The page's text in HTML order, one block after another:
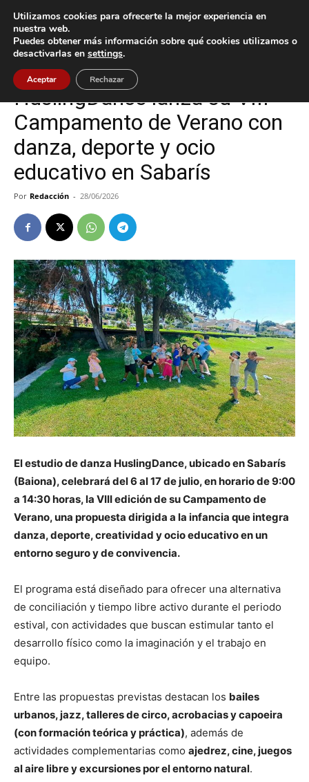
Inicio Baiona
Baiona Cultura / Ocio
HuslingDance lanza su VIII
Campamento de Verano con
danza, deporte y ocio
educativo en Sabarís
Por Redacción - 28/06/2026
El estudio de danza HuslingDance, ubicado en Sabarís
(Baiona), celebrará del 6 al 17 de julio, en horario de 9:00
a 14:30 horas, la VIII edición de su Campamento de
Verano, una propuesta dirigida a la infancia que integra
danza, deporte, creatividad y ocio educativo en un
entorno seguro y de convivencia.
El programa está diseñado para ofrecer una alternativa
de conciliación y tiempo libre activo durante el periodo
estival, con actividades que buscan estimular tanto el
desarrollo físico como la imaginación y el trabajo en
equipo.
Entre las propuestas previstas destacan los bailes
urbanos, jazz, talleres de circo, acrobacias y capoeira
(con formación teórica y práctica), además de
actividades complementarias como ajedrez, cine, juegos
al aire libre y excursiones por el entorno natural.
Utilizamos cookies para ofrecerte la mejor experiencia en
nuestra web.
Puedes obtener más información sobre qué cookies utilizamos o
desactivarlas en settings.
Aceptar Rechazar